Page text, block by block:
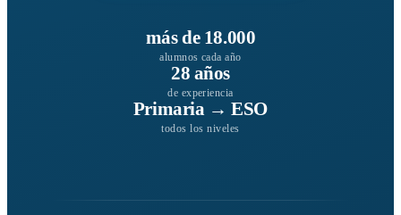
más de 18.000
alumnos cada año
28 años
de experiencia
Primaria → ESO
todos los niveles